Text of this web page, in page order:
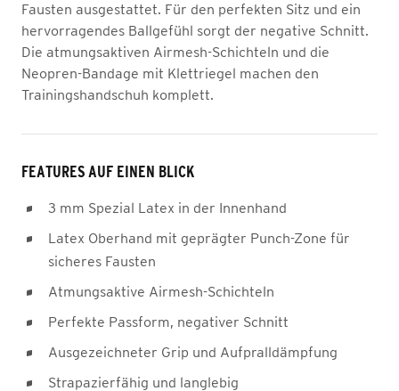
Fausten ausgestattet. Für den perfekten Sitz und ein
hervorragendes Ballgefühl sorgt der negative Schnitt.
Die atmungsaktiven Airmesh-Schichteln und die
Neopren-Bandage mit Klettriegel machen den
Trainingshandschuh komplett.
FEATURES AUF EINEN BLICK
3 mm Spezial Latex in der Innenhand
Latex Oberhand mit geprägter Punch-Zone für
sicheres Fausten
Atmungsaktive Airmesh-Schichteln
Perfekte Passform, negativer Schnitt
Ausgezeichneter Grip und Aufpralldämpfung
Strapazierfähig und langlebig